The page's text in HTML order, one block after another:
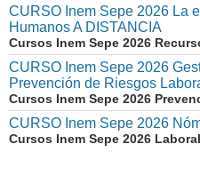
CURSO Inem Sepe 2026 La
Humanos A DISTANCIA
Cursos Inem Sepe 2026
CURSO Inem Sepe 2026
Prevención de Riesgos
Cursos Inem Sepe 2026
CURSO Inem Sepe 2026
Cursos Inem Sepe 2026